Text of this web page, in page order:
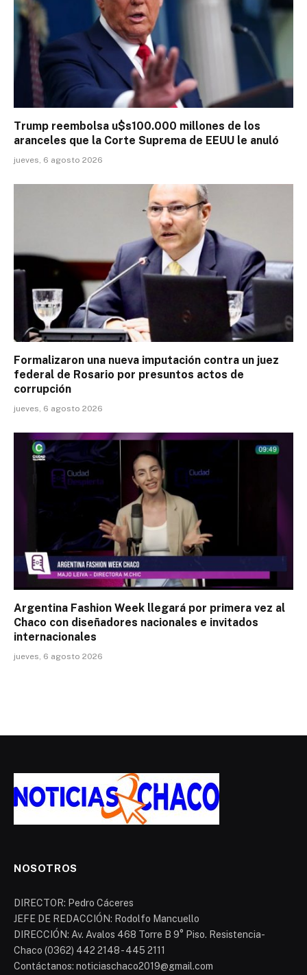
Trump reembolsa u$s100.000 millones de los
aranceles que la Corte Suprema de EEUU le anuló
jueves, 6 agosto 2026
Formalizaron una nueva imputación contra un juez
federal de Rosario por presuntos actos de
corrupción
jueves, 6 agosto 2026
Argentina Fashion Week llegará por primera vez al
Chaco con diseñadores nacionales e invitados
internacionales
jueves, 6 agosto 2026
NOSOTROS
DIRECTOR: Pedro Cáceres
JEFE DE REDACCIÓN: Rodolfo Mancuello
DIRECCIÓN: Av. Avalos 468 Torre B 9° Piso. Resistencia-
Chaco (0362) 442 2148 - 445 2111
Contáctanos: noticiaschaco2019@gmail.com